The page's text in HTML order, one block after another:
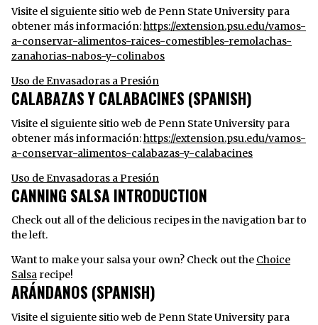
Visite el siguiente sitio web de Penn State University para
obtener más información:https://extension.psu.edu/vamos-
a-conservar-alimentos-raices-comestibles-remolachas-
zanahorias-nabos-y-colinabos
Uso de Envasadoras a Presión
CALABAZAS Y CALABACINES (SPANISH)
Visite el siguiente sitio web de Penn State University para
obtener más información:https://extension.psu.edu/vamos-
a-conservar-alimentos-calabazas-y-calabacines
Uso de Envasadoras a Presión
CANNING SALSA INTRODUCTION
Check out all of the delicious recipes in the navigation bar to
the left.
Want to make your salsa your own? Check out the Choice
Salsa recipe!
ARÁNDANOS (SPANISH)
Visite el siguiente sitio web de Penn State University para